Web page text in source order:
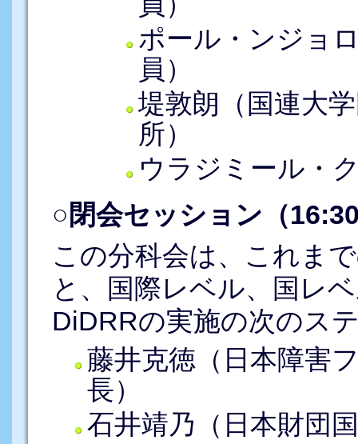
ポール・ンジョ
員）
堤敦朗（国連大
所）
ウラジミール・
○閉会セッション（
この分科会は、これま
と、国際レベル、国レ
DiDRRの実施の次のス
藤井克徳（日本障害
長）
石井靖乃（日本財団